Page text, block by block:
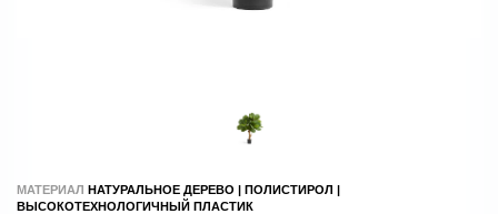
МАТЕРИАЛ НАТУРАЛЬНОЕ ДЕРЕВО | ПОЛИСТИРОЛ |
ВЫСОКОТЕХНОЛОГИЧНЫЙ ПЛАСТИК